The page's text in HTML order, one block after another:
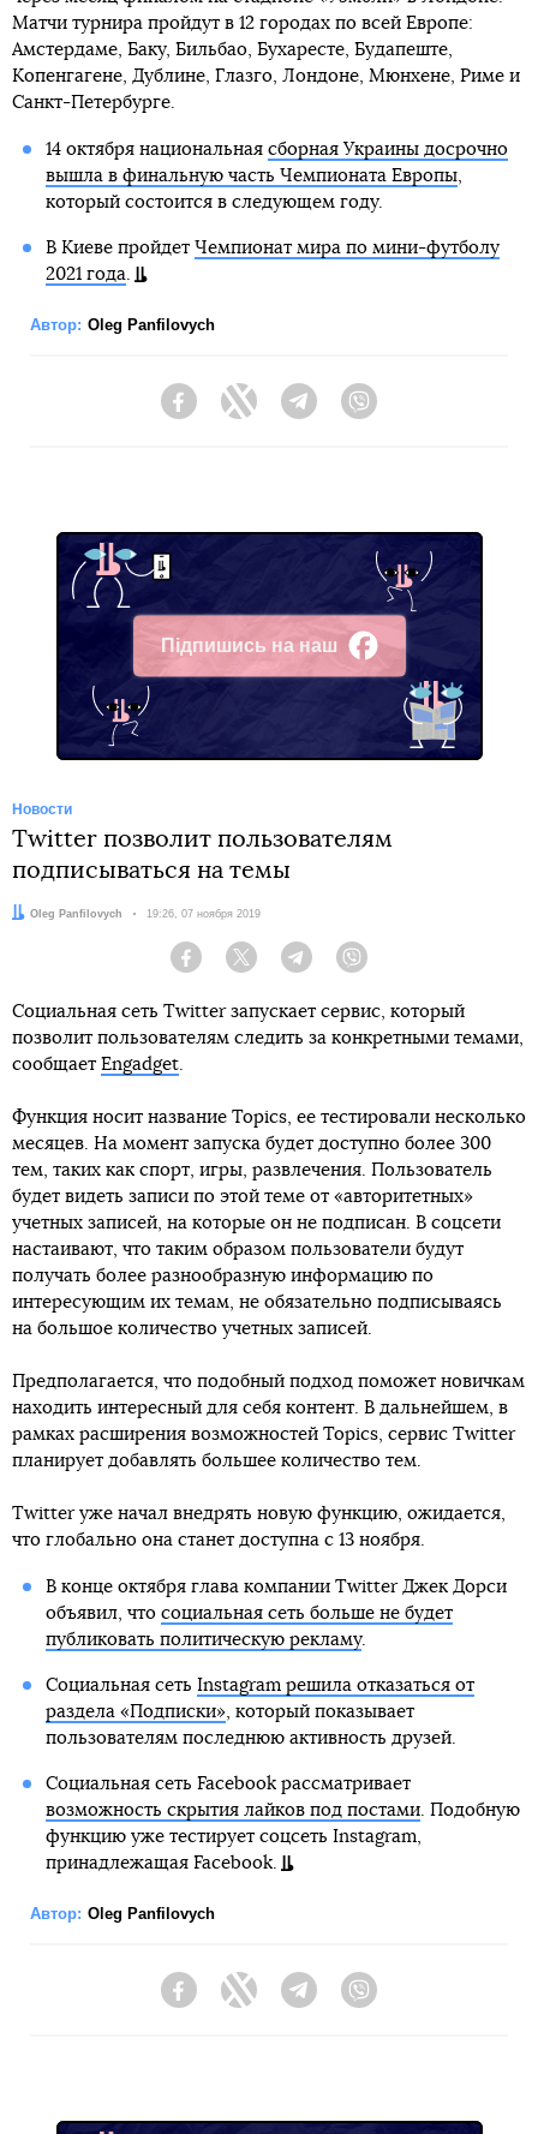
Матчи турнира пройдут в 12 городах по всей Европе:
Амстердаме, Баку, Бильбао, Бухаресте, Будапеште,
Копенгагене, Дублине, Глазго, Лондоне, Мюнхене, Риме и
Санкт-Петербурге.
14 октября национальная сборная Украины досрочно
вышла в финальную часть Чемпионата Европы,
который состоится в следующем году.
В Киеве пройдет Чемпионат мира по мини-футболу
2021 года.
Автор: Oleg Panfilovych
FacebookTwitter Telegram
Підпишись на наш
Facebook
Новости
Twitter позволит пользователям
подписываться на темы
Автор:
Oleg Panfilovych Дата:
19:26, 07 ноября 2019
Facebook Twitter Telegram
Социальная сеть Twitter запускает сервис, который
позволит пользователям следить за конкретными темами,
сообщает Engadget.
Функция носит название Topics, ее тестировали несколько
месяцев. На момент запуска будет доступно более 300
тем, таких как спорт, игры, развлечения. Пользователь
будет видеть записи по этой теме от «авторитетных»
учетных записей, на которые он не подписан. В соцсети
настаивают, что таким образом пользователи будут
получать более разнообразную информацию по
интересующим их темам, не обязательно подписываясь
на большое количество учетных записей.
Предполагается, что подобный подход поможет новичкам
находить интересный для себя контент. В дальнейшем, в
рамках расширения возможностей Topics, сервис Twitter
планирует добавлять большее количество тем.
Twitter уже начал внедрять новую функцию, ожидается,
что глобально она станет доступна с 13 ноября.
В конце октября глава компании Twitter Джек Дорси
объявил, что социальная сеть больше не будет
публиковать политическую рекламу.
Социальная сеть Instagram решила отказаться от
раздела «Подписки», который показывает
пользователям последнюю активность друзей.
Социальная сеть Facebook рассматривает
возможность скрытия лайков под постами. Подобную
функцию уже тестирует соцсеть Instagram,
принадлежащая Facebook.
Автор: Oleg Panfilovych
FacebookTwitter Telegram